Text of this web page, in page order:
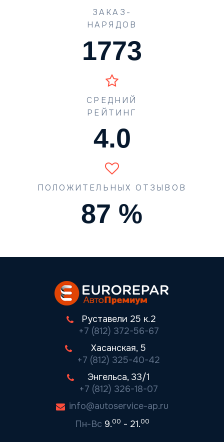
ЗАКАЗ-
НАРЯДОВ
1773
СРЕДНИЙ
РЕЙТИНГ
4.5
ПОЛОЖИТЕЛЬНЫХ ОТЗЫВОВ
90 %
Руставели 25 к.2
+7 (812) 372-56-67
Хасанская, 5
+7 (812) 325-40-42
Энгельса, 33/1
+7 (812) 326-18-07
info@autoservice-ap.ru
Пн-Вс 9.00 - 21.00